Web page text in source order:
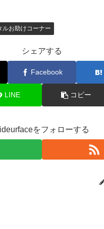
ルお助けコーナー
シェアする
Facebook
LINE コピー
をフォローする